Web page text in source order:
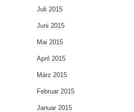
Juli 2015
Juni 2015
Mai 2015
April 2015
März 2015
Februar 2015
Januar 2015